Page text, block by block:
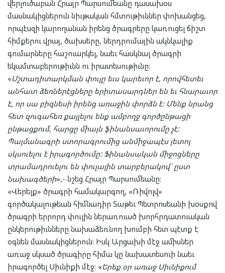
վերլուծաբան Հրայր Պարսումեանը դասախօս
մասնակիցներուն նիւթական հմտութիւններ փոխանցեց,
որպէսզի կարողանան իրենց ծրագրերը կառուցել ճիշտ
հիմքերու վրայ, ծախսերը, ներդրումային ակնկալիք
գումարները հաշուարկել, նաեւ հասկնալ ծրագրի
եկամտաբերութիւնն ու իրատեսութիւնը:
«Մշտադիտարկման փուլը եւս կարեւոր է, որովհետեւ
անհատ ձեռներէցները երիտասարդներ են եւ հնարաւոր
է, որ սա բիզնեսի իրենց առաջին փորձն է: Մենք նրանց
հետ զուգահեռ քայլելու ենք ամբողջ գործընթացի
ընթացքում, հարցը միայն ֆինանսաւորումը չէ:
Պայմանագրի ստորագրումից անմիջապէս յետոյ
սկսուելու է իրագործումը: Ֆինանսական միջոցները
տրամադրուելու են փուլային տարբերակով` ըստ
նախագծերի»,- նշեց Հրայր Պարսումեանը:
«Վերելք» ծրագրի համակարգող, «Ռիվոլվ»
գործակալութեան հիմնադիր Տաթեւ Պետրոսեանի խօսքով
ծրագրի երրորդ փուլին ներառուած խորհրդատուական
ընկերութիւնները նախաձեռնող խումբի հետ պէտք է
օգնեն մասնակիցներուն: Իսկ Արցախի մէջ ամիսներ
առաջ սկսած ծրագիրը հիմա կը նախատեսուի նաեւ
իրագործել Սիւնիքի մէջ: «Երեք օր առաջ Սիւնիքում